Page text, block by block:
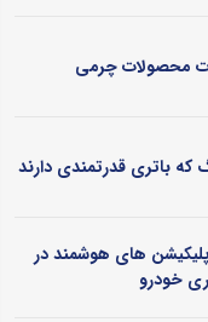
محصولات چرمی
های هوشمند در
خودرو